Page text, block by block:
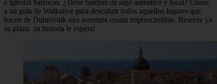
e iglesias barrocas. ¿Tiene hambre de algo auténtico y local? Únase
a un guía de Walkative para descubrir todos aquellos lugares que
hacen de Dubrovnik una aventura croata imprescindible. Reserve ya
su plaza: ¡la historia le espera!